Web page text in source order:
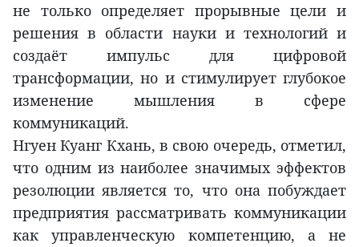
не только определяет прорывные цели и
решения в области науки и технологий и
создаёт импульс для цифровой
трансформации, но и стимулирует глубокое
изменение мышления в сфере
коммуникаций.
Нгуен Куанг Кхань, в свою очередь, отметил,
что одним из наиболее значимых эффектов
резолюции является то, что она побуждает
предприятия рассматривать коммуникации
как управленческую компетенцию, а не